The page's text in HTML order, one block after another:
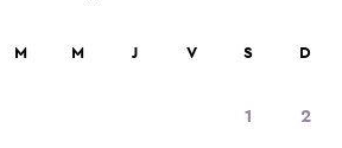
M M J V S D
1 2